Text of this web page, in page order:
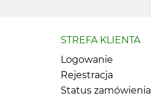
STREFA KLIENTA
Logowanie
Rejestracja
Status zamówienia